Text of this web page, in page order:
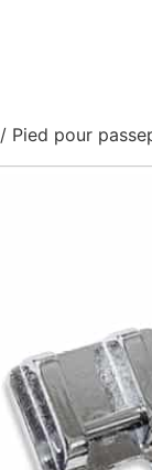
/ Pied pour